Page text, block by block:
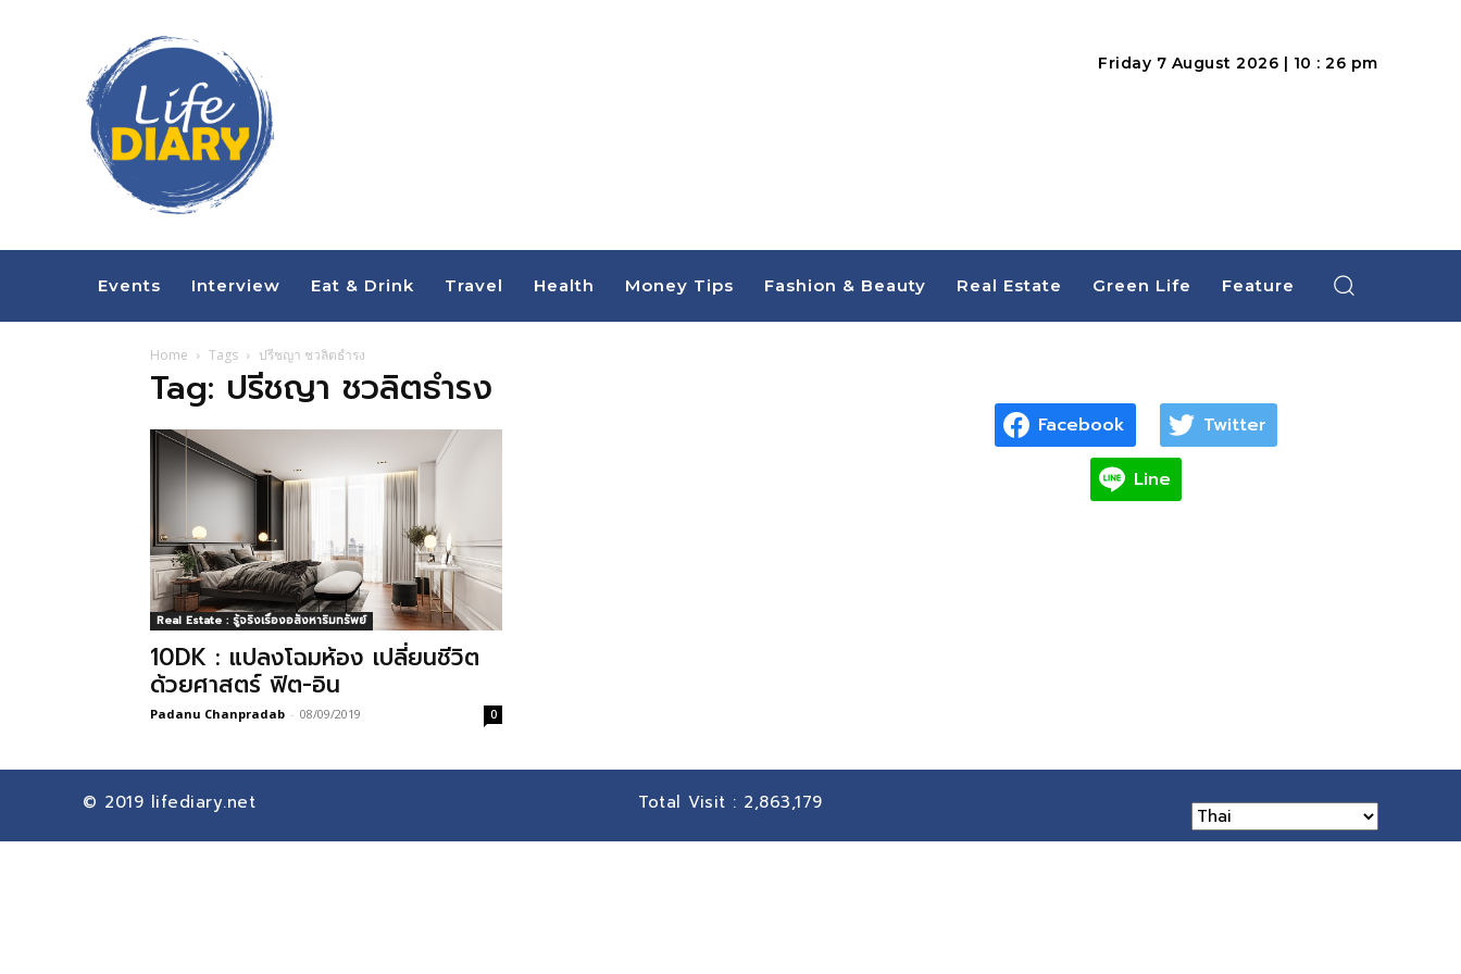
Friday 7 August 2026 | 10 : 26 pm
Events Interview Eat & Drink Travel Health Money Tips Fashion & Beauty Real Estate Green Life Feature
Home Tags ปรีชญา ชวลิตธำรง
Tag: ปรีชญา ชวลิตธำรง
Real Estate : รู้จริงเรื่องอสังหาริมทรัพย์
10DK : แปลงโฉมห้อง เปลี่ยนชีวิต
ด้วยศาสตร์ ฟิต-อิน
Padanu Chanpradab - 08/09/2019 0
Facebook Twitter
Line
© 2019 lifediary.net Total Visit : 2,863,179